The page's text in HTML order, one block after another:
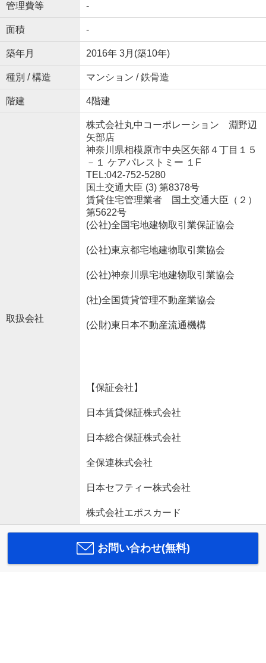
管理費等 -
面積 -
築年月 2016年 3月(築10年)
種別 / 構造 マンション / 鉄骨造
階建 4階建
取扱会社
株式会社丸中コーポレーション 淵野辺
矢部店
神奈川県相模原市中央区矢部４丁目１５
－１ ケアパレストミー １F
TEL:042-752-5280
国土交通大臣 (3) 第8378号
賃貸住宅管理業者 国土交通大臣（２）
第5622号
(公社)全国宅地建物取引業保証協会
(公社)東京都宅地建物取引業協会
(公社)神奈川県宅地建物取引業協会
(社)全国賃貸管理不動産業協会
(公財)東日本不動産流通機構
【保証会社】
日本賃貸保証株式会社
日本総合保証株式会社
全保連株式会社
日本セフティー株式会社
株式会社エポスカード
お問い合わせ(無料)